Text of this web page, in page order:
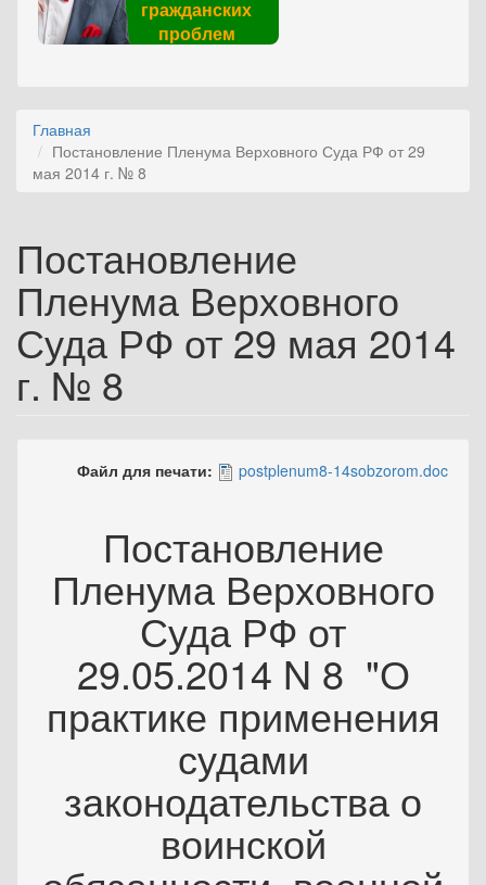
гражданских
проблем
Главная
Постановление Пленума Верховного Суда РФ от 29
мая 2014 г. № 8
Постановление
Пленума Верховного
Суда РФ от 29 мая 2014
г. № 8
Файл для печати: postplenum8-14sobzorom.doc
Постановление
Пленума Верховного
Суда РФ от
29.05.2014 N 8 "О
практике применения
судами
законодательства о
воинской